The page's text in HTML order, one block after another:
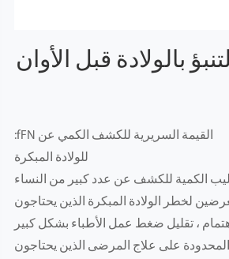
بالولادة قبل الأوان
القيمة السريرية للكشف الكمي عن fFN:
للولادة المبكرة
الكمية للكشف عن عدد كبير من النساء
لخطر الولادة المبكرة الذين يحتاجون
، تقليل ضغط عمل الأطباء بشكل كبير
المحدودة على علاج المرضى الذين يحتاجون